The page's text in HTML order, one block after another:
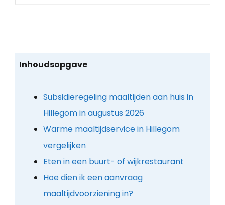
Inhoudsopgave
Subsidieregeling maaltijden aan huis in
Hillegom in augustus 2026
Warme maaltijdservice in Hillegom
vergelijken
Eten in een buurt- of wijkrestaurant
Hoe dien ik een aanvraag
maaltijdvoorziening in?